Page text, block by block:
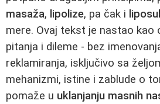
masaža, lipolize, pa čak i
mere. Ovaj tekst je nastao kao
pitanja i dileme - bez
reklamiranja, isključivo sa
mehanizmi, istine i zablude o
pomaže u uklanjanju masnih